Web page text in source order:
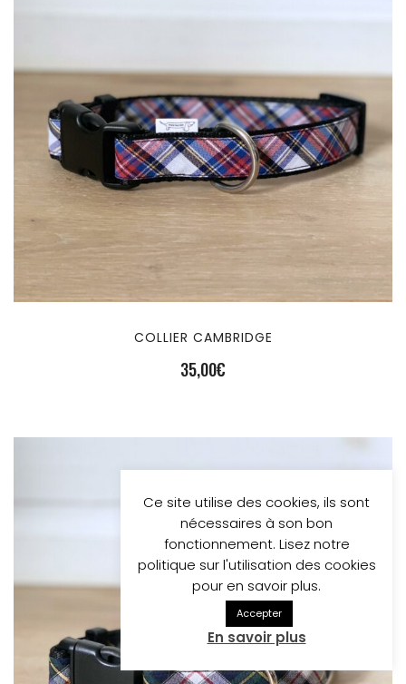
COLLIER CAMBRIDGE
35,00€
Ce site utilise des cookies, ils sont
nécessaires à son bon
fonctionnement. Lisez notre
politique sur l'utilisation des cookies
pour en savoir plus.
Accepter
En savoir plus